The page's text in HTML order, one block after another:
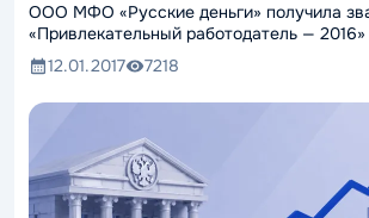
ООО МФО «Русские деньги» получила
«Привлекательный работодатель — 2016»
12.01.2017
7218